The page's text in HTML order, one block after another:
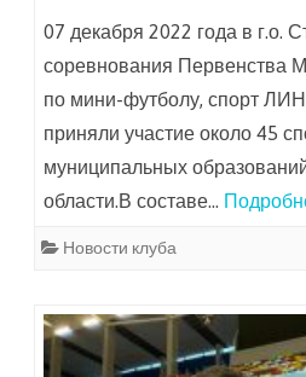
07 декабря 2022 года в г.о.
соревнования Первенства
по мини-футболу, спорт
приняли участие около 45
муниципальных
области.В составе…
Новости клуба